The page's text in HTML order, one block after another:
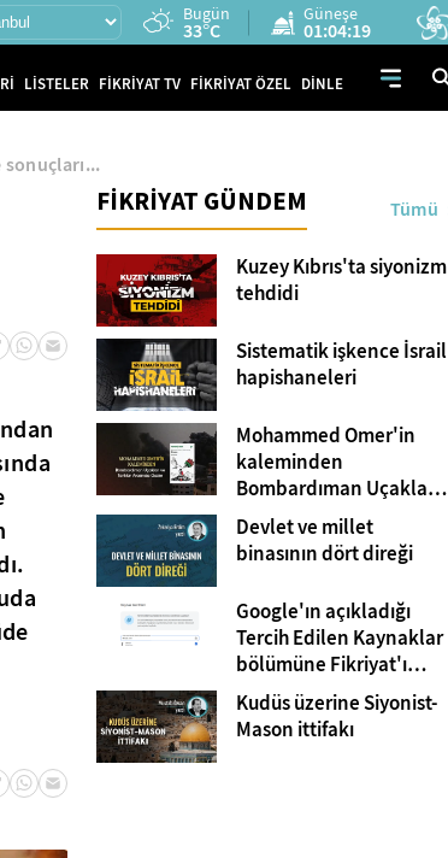
Bugün
33°C
Güneşe
01:04:17
LİSTELER FİKRİYAT TV FİKRİYAT ÖZEL DİNLE
FİKRİYAT GÜNDEM Tümü
Kuzey Kıbrıs'ta siyonizm
tehdidi
Sistematik işkence İsrail
hapishaneleri
Mohammed Omer'in
kaleminden
Bombardıman Uçakları
ve Tanklar Arasında
Gazze
Devlet ve millet
binasının dört direği
Google'ın açıkladığı
Tercih Edilen Kaynaklar
bölümüne Fikriyat'ı
eklemeyi unutmayın!
Kudüs üzerine Siyonist-
Mason ittifakı